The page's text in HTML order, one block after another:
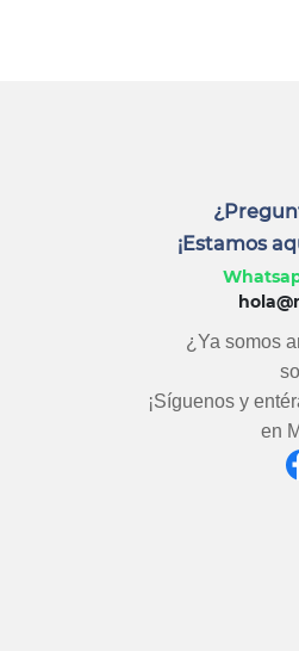
¡Estamos
¿Ya somos
¡Síguenos y
en